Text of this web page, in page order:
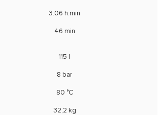
3:06 h:min
46 min
115 l
8 bar
80 °C
32,2 kg